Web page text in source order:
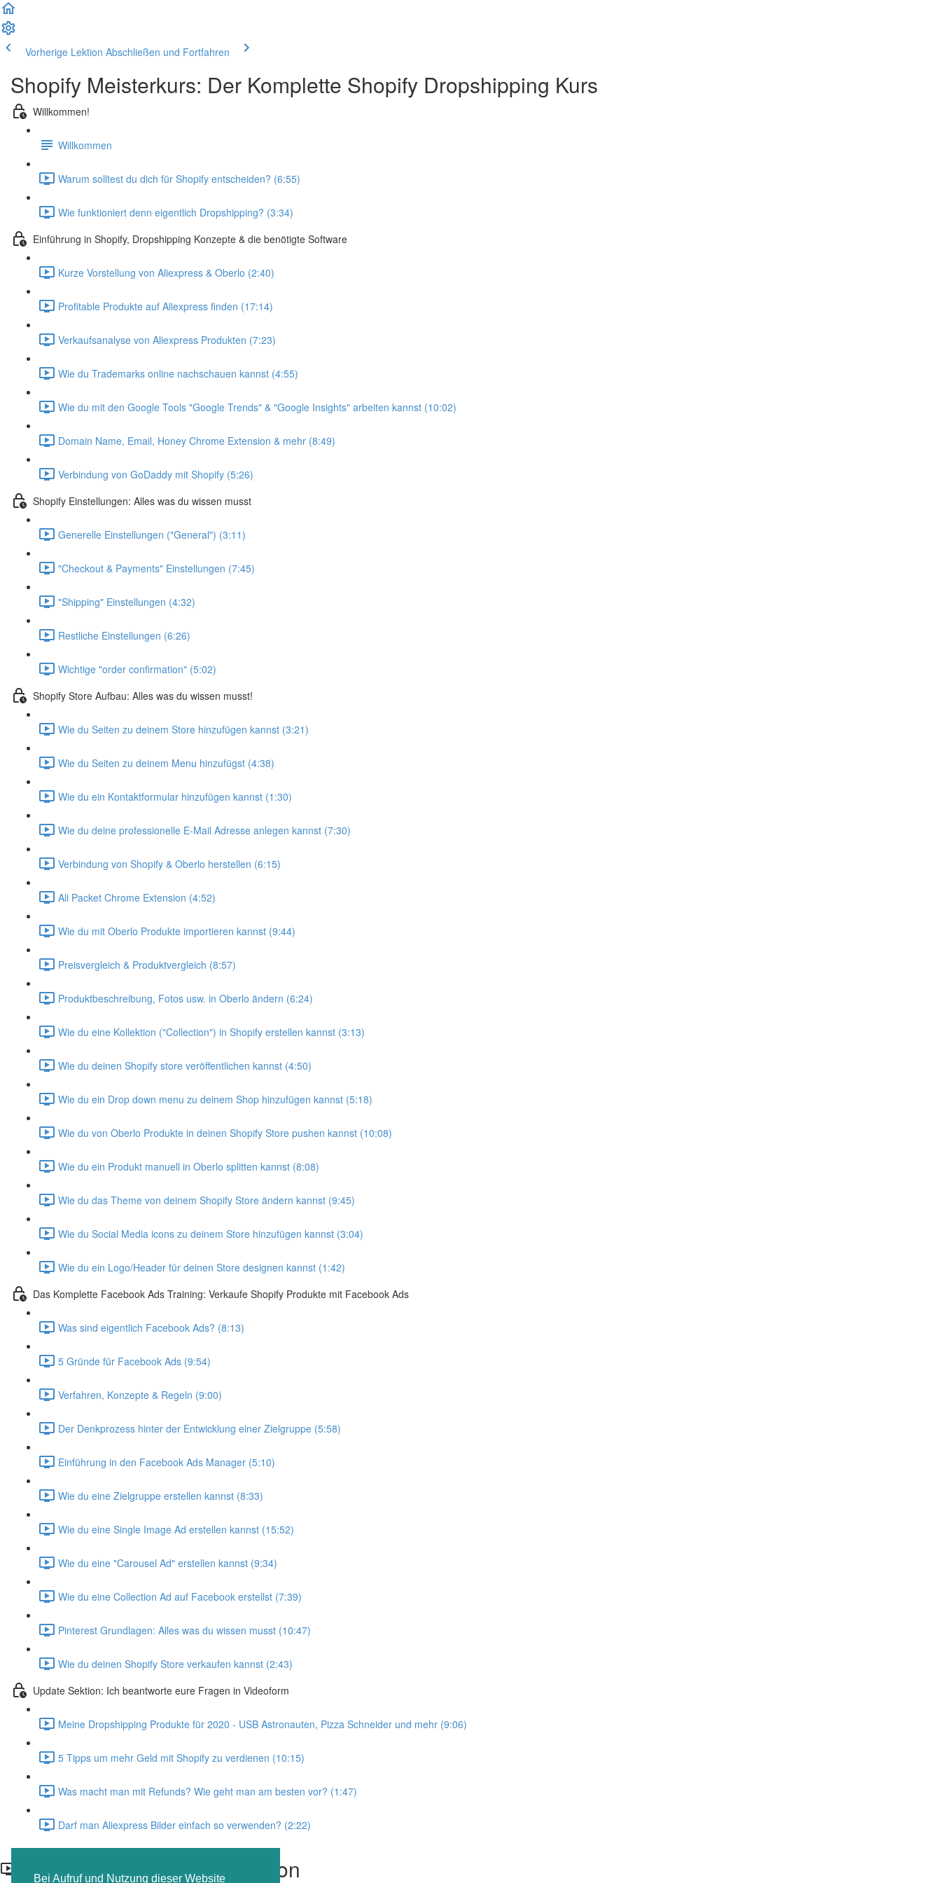
Bei Aufruf und Nutzung dieser Website
Vorherige Lektion Abschließen und Fortfahren
Shopify Meisterkurs: Der Komplette Shopify Dropshipping Kurs
Willkommen!
Willkommen
Warum solltest du dich für Shopify entscheiden? (6:55)
Wie funktioniert denn eigentlich Dropshipping? (3:34)
Einführung in Shopify, Dropshipping Konzepte & die benötigte Software
Kurze Vorstellung von Aliexpress & Oberlo (2:40)
Profitable Produkte auf Aliexpress finden (17:14)
Verkaufsanalyse von Aliexpress Produkten (7:23)
Wie du Trademarks online nachschauen kannst (4:55)
Wie du mit den Google Tools "Google Trends" & "Google Insights" arbeiten kannst (10:02)
Domain Name, Email, Honey Chrome Extension & mehr (8:49)
Verbindung von GoDaddy mit Shopify (5:26)
Shopify Einstellungen: Alles was du wissen musst
Generelle Einstellungen ("General") (3:11)
"Checkout & Payments" Einstellungen (7:45)
"Shipping" Einstellungen (4:32)
Restliche Einstellungen (6:26)
Wichtige "order confirmation" (5:02)
Shopify Store Aufbau: Alles was du wissen musst!
Wie du Seiten zu deinem Store hinzufügen kannst (3:21)
Wie du Seiten zu deinem Menu hinzufügst (4:38)
Wie du ein Kontaktformular hinzufügen kannst (1:30)
Wie du deine professionelle E-Mail Adresse anlegen kannst (7:30)
Verbindung von Shopify & Oberlo herstellen (6:15)
Ali Packet Chrome Extension (4:52)
Wie du mit Oberlo Produkte importieren kannst (9:44)
Preisvergleich & Produktvergleich (8:57)
Produktbeschreibung, Fotos usw. in Oberlo ändern (6:24)
Wie du eine Kollektion ("Collection") in Shopify erstellen kannst (3:13)
Wie du deinen Shopify store veröffentlichen kannst (4:50)
Wie du ein Drop down menu zu deinem Shop hinzufügen kannst (5:18)
Wie du von Oberlo Produkte in deinen Shopify Store pushen kannst (10:08)
Wie du ein Produkt manuell in Oberlo splitten kannst (8:08)
Wie du das Theme von deinem Shopify Store ändern kannst (9:45)
Wie du Social Media icons zu deinem Store hinzufügen kannst (3:04)
Wie du ein Logo/Header für deinen Store designen kannst (1:42)
Das Komplette Facebook Ads Training: Verkaufe Shopify Produkte mit Facebook Ads
Was sind eigentlich Facebook Ads? (8:13)
5 Gründe für Facebook Ads (9:54)
Verfahren, Konzepte & Regeln (9:00)
Der Denkprozess hinter der Entwicklung einer Zielgruppe (5:58)
Einführung in den Facebook Ads Manager (5:10)
Wie du eine Zielgruppe erstellen kannst (8:33)
Wie du eine Single Image Ad erstellen kannst (15:52)
Wie du eine "Carousel Ad" erstellen kannst (9:34)
Wie du eine Collection Ad auf Facebook erstellst (7:39)
Pinterest Grundlagen: Alles was du wissen musst (10:47)
Wie du deinen Shopify Store verkaufen kannst (2:43)
Update Sektion: Ich beantworte eure Fragen in Videoform
Meine Dropshipping Produkte für 2020 - USB Astronauten, Pizza Schneider und mehr (9:06)
5 Tipps um mehr Geld mit Shopify zu verdienen (10:15)
Was macht man mit Refunds? Wie geht man am besten vor? (1:47)
Darf man Aliexpress Bilder einfach so verwenden? (2:22)
Ali Packet Chrome Extension